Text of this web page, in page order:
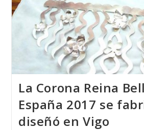
La Corona Reina
España 2017 se
diseñó en Vigo